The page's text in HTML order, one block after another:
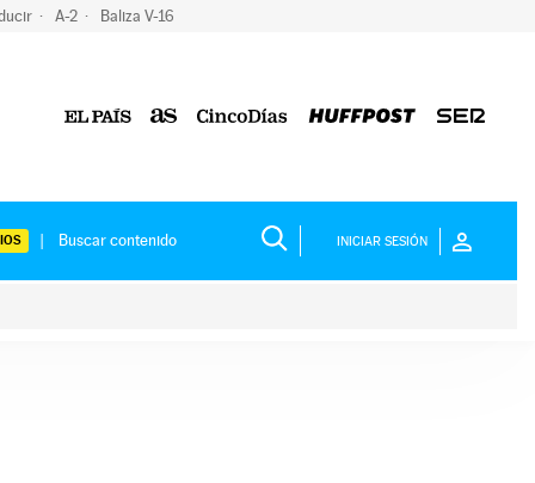
A-2 Baliza V-16
INICIAR SESIÓN